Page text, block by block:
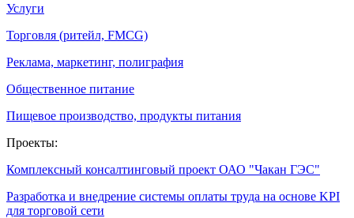
Услуги
Торговля (ритейл, FMCG)
Реклама, маркетинг, полиграфия
Общественное питание
Пищевое производство, продукты питания
Проекты:
Комплексный консалтинговый проект ОАО "Чакан ГЭС"
Разработка и внедрение системы оплаты труда на основе KPI
для торговой сети